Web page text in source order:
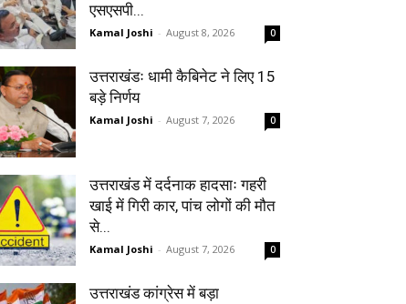
एसएसपी...
Kamal Joshi - August 8, 2026 0
उत्तराखंडः धामी कैबिनेट ने लिए 15
बड़े निर्णय
Kamal Joshi - August 7, 2026 0
उत्तराखंड में दर्दनाक हादसाः गहरी
खाई में गिरी कार, पांच लोगों की मौत
से...
Kamal Joshi - August 7, 2026 0
उत्तराखंड कांग्रेस में बड़ा